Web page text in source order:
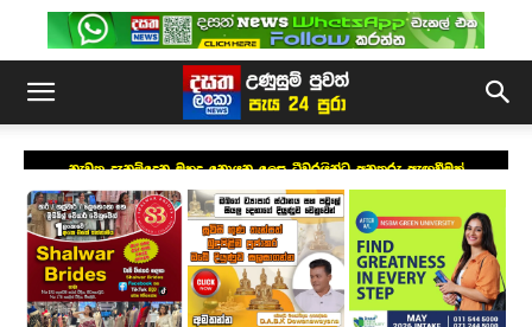
නැවත දැනුම්දෙන මුහුදු නොයන ලෙස ධීවරයින්ට අනතුරු ඇඟවීමක්